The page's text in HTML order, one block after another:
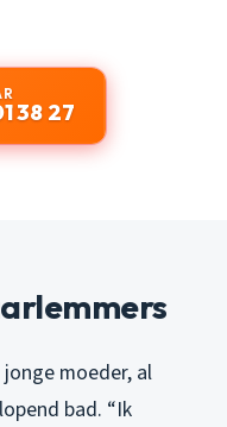
38 27
moeder, al
bad. “Ik